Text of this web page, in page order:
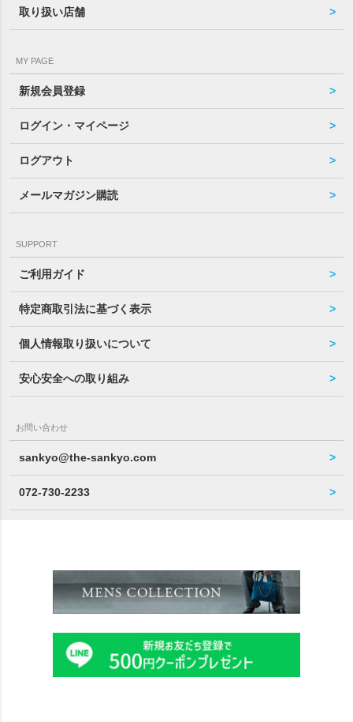
取り扱い店舗
MY PAGE
新規会員登録
ログイン・マイページ
ログアウト
メールマガジン購読
SUPPORT
ご利用ガイド
特定商取引法に基づく表示
個人情報取り扱いについて
安心安全への取り組み
お問い合わせ
sankyo@the-sankyo.com
072-730-2233